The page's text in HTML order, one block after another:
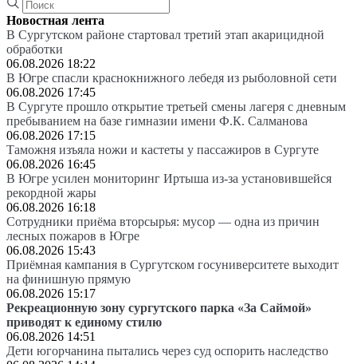
Новостная лента
В Сургутском районе стартовал третий этап акарицидной
обработки
06.08.2026 18:22
В Югре спасли краснокнижного лебедя из рыболовной сети
06.08.2026 17:45
В Сургуте прошло открытие третьей смены лагеря с дневным
пребыванием на базе гимназии имени Ф.К. Салманова
06.08.2026 17:15
Таможня изъяла ножи и кастеты у пассажиров в Сургуте
06.08.2026 16:45
В Югре усилен мониторинг Иртыша из-за установившейся
рекордной жары
06.08.2026 16:18
Сотрудники приёма вторсырья: мусор — одна из причин
лесных пожаров в Югре
06.08.2026 15:43
Приёмная кампания в Сургутском госуниверситете выходит
на финишную прямую
06.08.2026 15:17
Рекреационную зону сургутского парка «За Саймой»
приводят к единому стилю
06.08.2026 14:51
Дети югорчанина пытались через суд оспорить наследство